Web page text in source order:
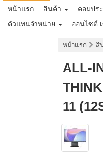
หน้าแรก สินค้า คอมปร
ตัวแทนจำหน่าย
ออนไซต์
หน้าแรก สิ
ALL-
11